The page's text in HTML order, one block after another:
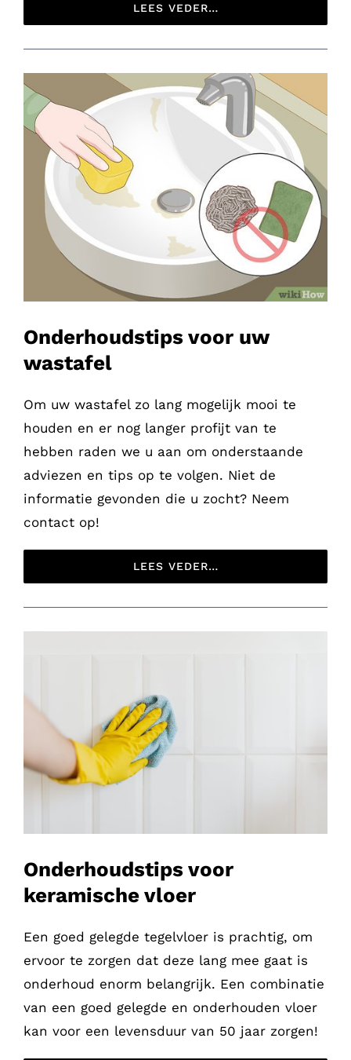
LEES VEDER…
Onderhoudstips voor uw
wastafel
Om uw wastafel zo lang mogelijk mooi te
houden en er nog langer profijt van te
hebben raden we u aan om onderstaande
adviezen en tips op te volgen. Niet de
informatie gevonden die u zocht? Neem
contact op!
LEES VEDER…
Onderhoudstips voor
keramische vloer
Een goed gelegde tegelvloer is prachtig, om
ervoor te zorgen dat deze lang mee gaat is
onderhoud enorm belangrijk. Een combinatie
van een goed gelegde en onderhouden vloer
kan voor een levensduur van 50 jaar zorgen!